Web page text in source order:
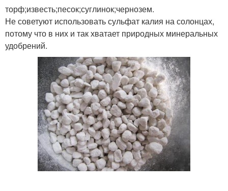
торф;известь;песок;суглинок;чернозем.
Не советуют использовать сульфат калия на солонцах,
потому что в них и так хватает природных минеральных
удобрений.